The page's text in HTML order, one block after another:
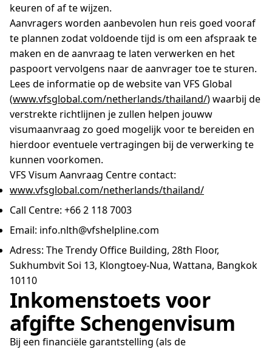
keuren of af te wijzen.
Aanvragers worden aanbevolen hun reis goed vooraf
te plannen zodat voldoende tijd is om een afspraak te
maken en de aanvraag te laten verwerken en het
paspoort vervolgens naar de aanvrager toe te sturen.
Lees de informatie op de website van VFS Global
(www.vfsglobal.com/netherlands/thailand/) waarbij de
verstrekte richtlijnen je zullen helpen jouww
visumaanvraag zo goed mogelijk voor te bereiden en
hierdoor eventuele vertragingen bij de verwerking te
kunnen voorkomen.
VFS Visum Aanvraag Centre contact:
www.vfsglobal.com/netherlands/thailand/
Call Centre: +66 2 118 7003
Email: info.nlth@vfshelpline.com
Adress: The Trendy Office Building, 28th Floor,
Sukhumbvit Soi 13, Klongtoey-Nua, Wattana, Bangkok
10110
Inkomenstoets voor
afgifte Schengenvisum
Bij een financiële garantstelling (als de